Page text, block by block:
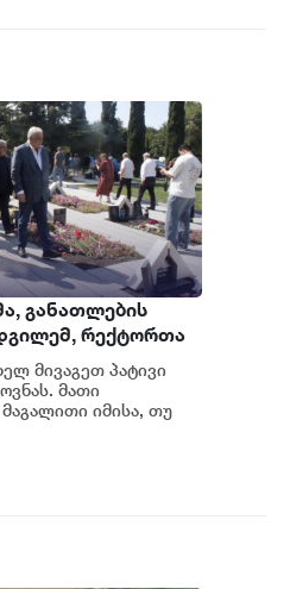
განათლების
რექტორთა
კონფერენციის
მივაგეთ პატივი
მათი
იმისა, თუ